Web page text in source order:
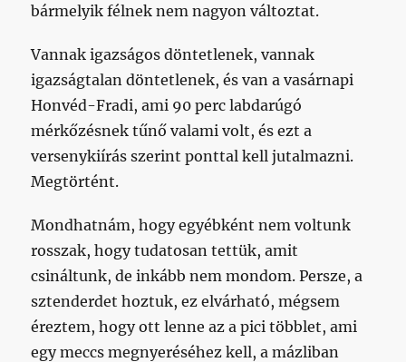
bármelyik félnek nem nagyon változtat.
Vannak igazságos döntetlenek, vannak
igazságtalan döntetlenek, és van a vasárnapi
Honvéd-Fradi, ami 90 perc labdarúgó
mérkőzésnek tűnő valami volt, és ezt a
versenykiírás szerint ponttal kell jutalmazni.
Megtörtént.
Mondhatnám, hogy egyébként nem voltunk
rosszak, hogy tudatosan tettük, amit
csináltunk, de inkább nem mondom. Persze, a
sztenderdet hoztuk, ez elvárható, mégsem
éreztem, hogy ott lenne az a pici többlet, ami
egy meccs megnyeréséhez kell, a mázliban